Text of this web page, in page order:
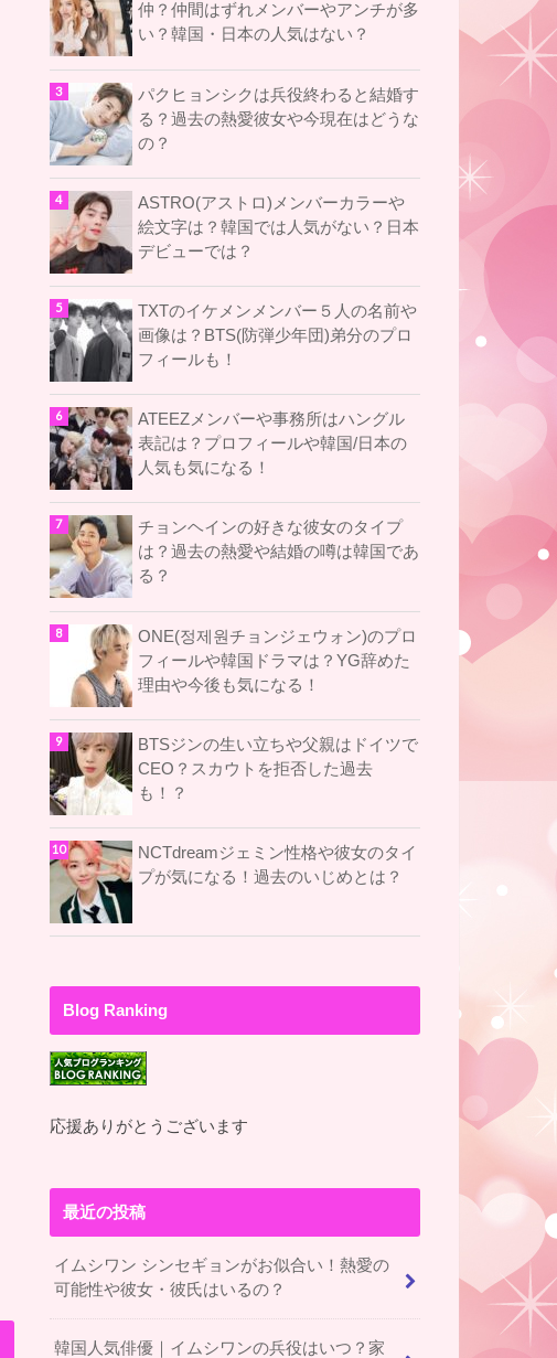
仲？仲間はずれメンバーやアンチが多
い？韓国・日本の人気はない？
パクヒョンシクは兵役終わると結婚す
る？過去の熱愛彼女や今現在はどうな
の？
ASTRO(アストロ)メンバーカラーや
絵文字は？韓国では人気がない？日本
デビューでは？
TXTのイケメンメンバー５人の名前や
画像は？BTS(防弾少年団)弟分のプロ
フィールも！
ATEEZメンバーや事務所はハングル
表記は？プロフィールや韓国/日本の
人気も気になる！
チョンヘインの好きな彼女のタイプ
は？過去の熱愛や結婚の噂は韓国であ
る？
ONE(정제원チョンジェウォン)のプロ
フィールや韓国ドラマは？YG辞めた
理由や今後も気になる！
BTSジンの生い立ちや父親はドイツで
CEO？スカウトを拒否した過去
も！？
NCTdreamジェミン性格や彼女のタイ
プが気になる！過去のいじめとは？
Blog Ranking
応援ありがとうございます
最近の投稿
イムシワン シンセギョンがお似合い！熱愛の
可能性や彼女・彼氏はいるの？
韓国人気俳優｜イムシワンの兵役はいつ？家